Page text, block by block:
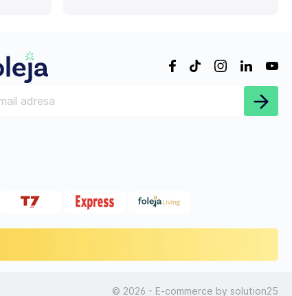
© 2026 - E-commerce by solution25